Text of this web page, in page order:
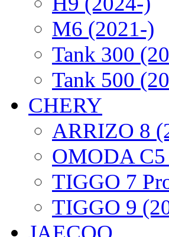
M6 (2021-)
Tank 300
Tank 500
CHERY
ARRIZO 8
OMODA
TIGGO 7
TIGGO 9